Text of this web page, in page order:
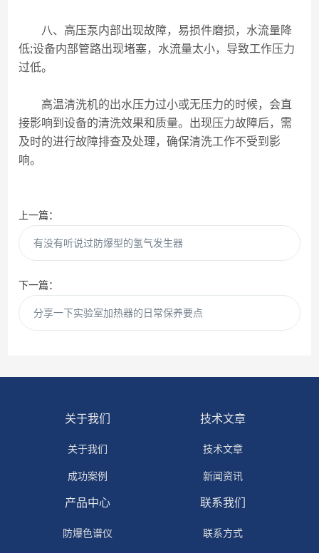
八、高压泵内部出现故障，易损件磨损，水流量降
低;设备内部管路出现堵塞，水流量太小，导致工作压力
过低。
高温清洗机的出水压力过小或无压力的时候，会直
接影响到设备的清洗效果和质量。出现压力故障后，需
及时的进行故障排查及处理，确保清洗工作不受到影
响。
上一篇：
有没有听说过防爆型的氢气发生器
下一篇：
分享一下实验室加热器的日常保养要点
关于我们
关于我们
成功案例
技术文章
技术文章
新闻资讯
产品中心
防爆色谱仪
联系我们
联系方式